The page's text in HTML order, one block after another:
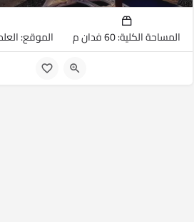
المساحة الكلية: 60 فدان م